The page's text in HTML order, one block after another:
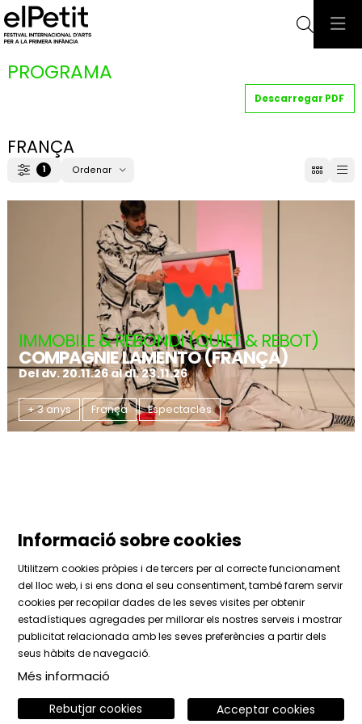
Cerca
PROGRAMA
Descarregar PDF
FRANÇA
Filtrar
1 Ordenar
IMMOBILE & REBONDI (QUIET & REBOT)
COMPAGNIE LAMENTO (FRANÇA)
Del dv. 20.11.26al dl. 23.11.26
+ 3 anys França Espectacles
Sitemap | Avís Legal | Ús de Cookies |
Contactar
|
Àrea privada
Link a instagram
Link a facebook
Link a vimeo
Informació sobre cookies
Utilitzem cookies pròpies i de tercers per al correcte funcionament
del lloc web, i si ens dona el seu consentiment, també farem servir
cookies per recopilar dades de les seves visites per obtenir
estadístiques agregades per millorar els nostres serveis i mostrar
publicitat relacionada amb les seves preferències a partir dels
seus hàbits de navegació.
Més informació
Acceptar cookies
Rebutjar cookies